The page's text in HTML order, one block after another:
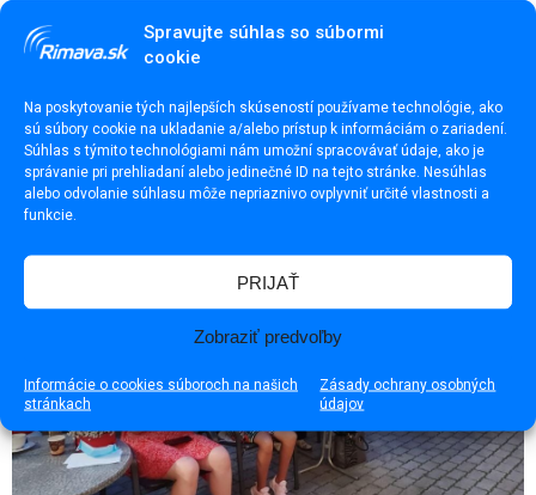
Spravujte súhlas so súbormi
cookie
Na poskytovanie tých najlepších skúseností používame technológie, ako
sú súbory cookie na ukladanie a/alebo prístup k informáciám o zariadení.
Súhlas s týmito technológiami nám umožní spracovávať údaje, ako je
správanie pri prehliadaní alebo jedinečné ID na tejto stránke. Nesúhlas
alebo odvolanie súhlasu môže nepriaznivo ovplyvniť určité vlastnosti a
funkcie.
PRIJAŤ
Zobraziť predvoľby
Informácie o cookies súboroch na našich
stránkach
Zásady ochrany osobných
údajov
Odporúčame